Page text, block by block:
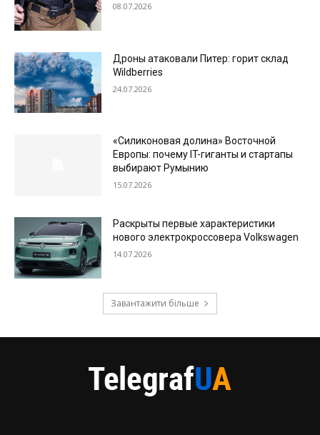
08.07.2026
Дроны атаковали Питер: горит склад
Wildberries
24.07.2026
«Силиконовая долина» Восточной
Европы: почему IT-гиганты и стартапы
выбирают Румынию
15.07.2026
Раскрыты первые характеристики
нового электрокроссовера Volkswagen
14.07.2026
Завантажити більше